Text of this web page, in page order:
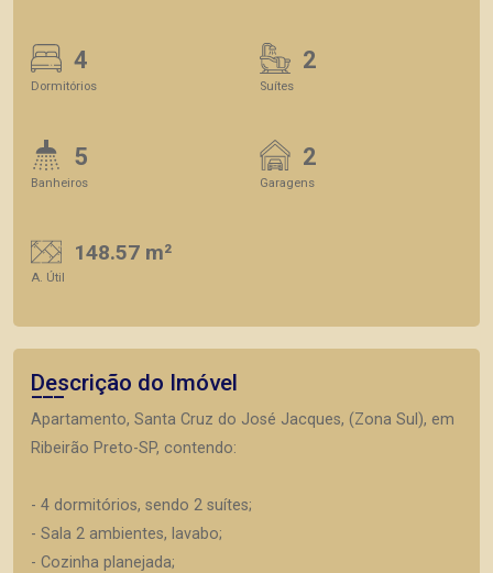
4
Dormitórios
2
Suítes
5
Banheiros
2
Garagens
148.57 m²
A. Útil
Descrição do Imóvel
Apartamento, Santa Cruz do José Jacques, (Zona Sul), em
Ribeirão Preto-SP, contendo:
- 4 dormitórios, sendo 2 suítes;
- Sala 2 ambientes, lavabo;
- Cozinha planejada;